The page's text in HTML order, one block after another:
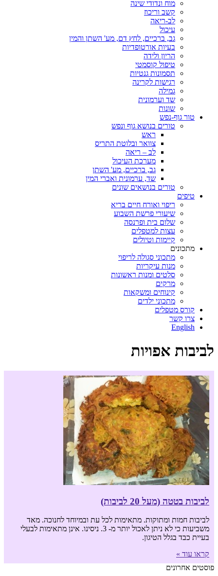
מוח ונדודי שינה
קשב וריכוז
לב-ריאה
עיכול
גב, ברכיים, לחץ דם, מע' השתן והמין
בעיות אורטופדיות
הריון ולידה
טיפול קוסמטי
תסמונות גנטיות
רגישות לקרינה
גמילה
שד וערמונית
שונות
טור גוף-נפש
טורים בנושא גוף ונפש
ראש
צוואר ובלוטת התריס
לב – ריאה
מערכת העיכול
גב, ברכיים, מע' השתן
שד, ערמונית ואברי המין
טורים בנושאים שונים
טיפים
ריפוי ואורח חיים בריא
שיעורי פרשת השבוע
שלום בית ופרנסה
עצות למטפלים
קיימות וטיולים
מתכונים
מתכוני סגולה לריפוי
מנות עיקריות
סלטים ומנות ראשונות
מרקים
קינוחים ומשקאות
מתכוני ילדים
קורס מטפלים
צרו קשר
English
לביבות אפויות
לביבות בטטה (מעל 20 לביבות)
לביבות חמות ומתוקות. מתאימות לכל עת ובמיוחד לחנוכה. מאד
משביעות כי לא ניתן לאכול יותר מ- 3. ניסינו. אינן מתאימות לבעלי
בעיית כבד בגלל הטיגון.
קראו עוד »
פוסטים אחרונים